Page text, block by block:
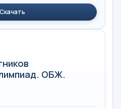
Скачать
ОБЖ.